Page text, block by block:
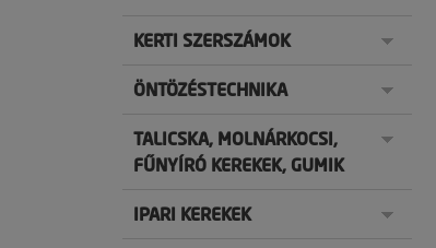
KERTI SZERSZÁMOK
ÖNTÖZÉSTECHNIKA
TALICSKA, MOLNÁRKOCSI,
FŰNYÍRÓ KEREKEK, GUMIK
IPARI KEREKEK